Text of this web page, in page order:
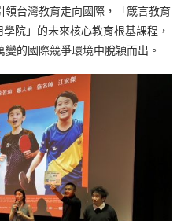
領台灣教育走向國際，「箴言教育
院」的未來核心教育根基課程，
的國際競爭環境中脫穎而出。